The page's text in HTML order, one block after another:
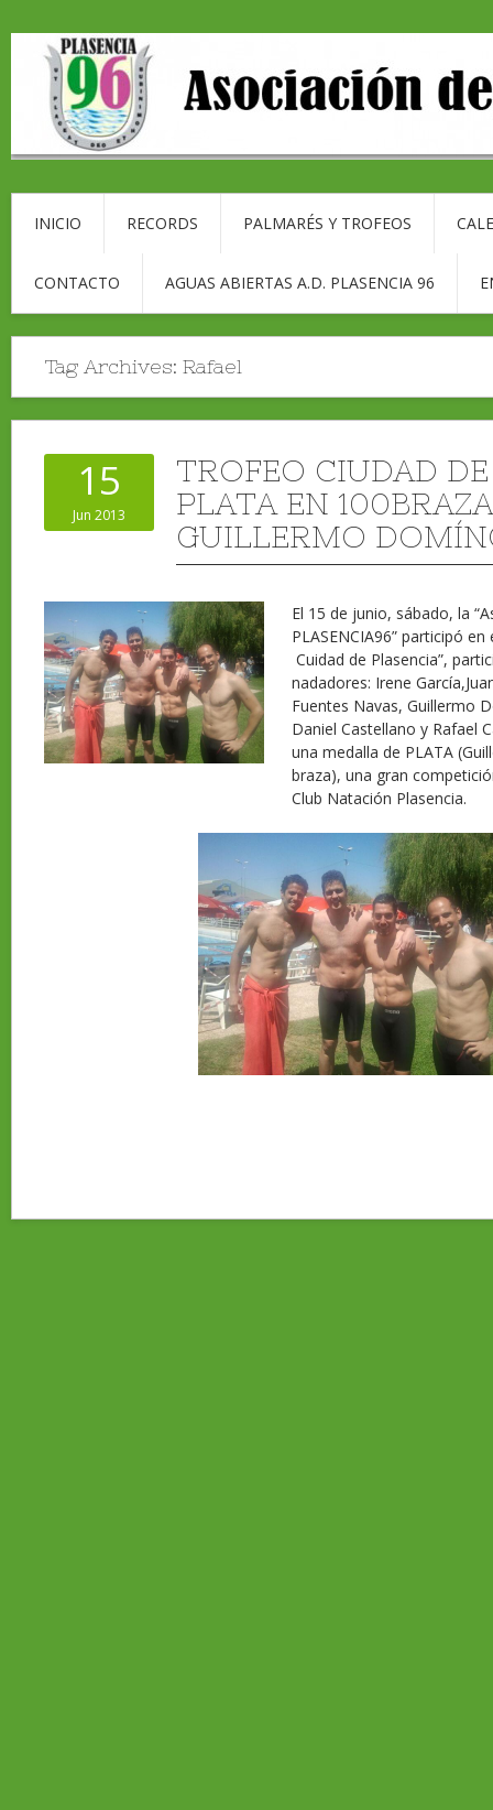
INICIO RECORDS PALMARÉS Y TROFEOS
CONTACTO AGUAS ABIERTAS A.D. PLASENCIA 96
Tag Archives: Rafael
15
Jun 2013
TROFEO CIUDAD
PLATA EN 100BRAZA
GUILLERMO
El 15 de junio, sábado, la
PLASENCIA96” participó
Cuidad de Plasencia”,
nadadores: Irene
Fuentes Navas, Guillermo
Daniel Castellano y Rafael
una medalla de PLATA
braza), una gran
Club Natación Plasencia.